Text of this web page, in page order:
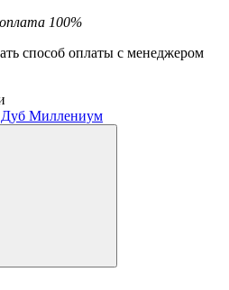
100%
способ оплаты с менеджером